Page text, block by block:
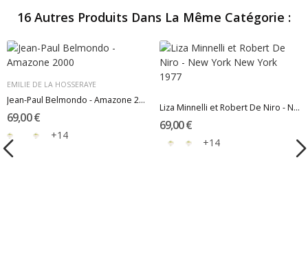
16 Autres Produits Dans La Même Catégorie :
EMILIE DE LA HOSSERAYE
Jean-Paul Belmondo - Amazone 2000
69,00 €
+14
Liza Minnelli et Robert De Niro - New York New...
69,00 €
+14